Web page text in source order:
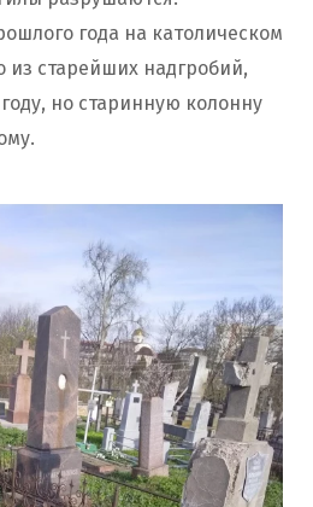
года на католическом
из старейших надгробий,
но старинную колонну